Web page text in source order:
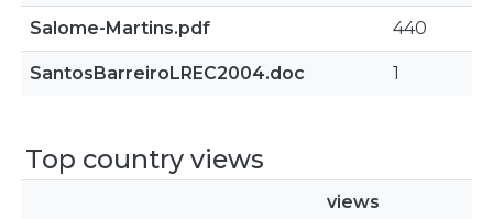
Salome-Martins.pdf 440
SantosBarreiroLREC2004.doc 1
Top country views
views